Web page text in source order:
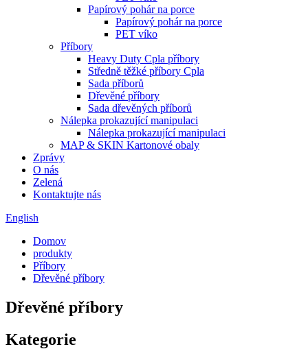
Papírový pohár na porce
Papírový pohár na porce
PET víko
Příbory
Heavy Duty Cpla příbory
Středně těžké příbory Cpla
Sada příborů
Dřevěné příbory
Sada dřevěných příborů
Nálepka prokazující manipulaci
Nálepka prokazující manipulaci
MAP & SKIN Kartonové obaly
Zprávy
O nás
Zelená
Kontaktujte nás
English
Domov
produkty
Příbory
Dřevěné příbory
Dřevěné příbory
Kategorie